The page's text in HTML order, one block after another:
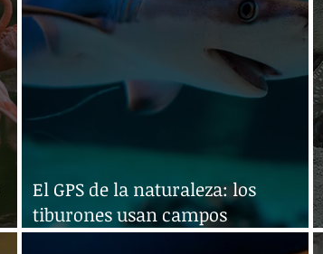
El GPS de la naturaleza: los
tiburones usan campos
magnéticos para orientarse